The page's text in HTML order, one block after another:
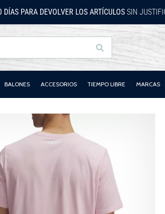
DÍAS PARA DEVOLVER LOS ARTÍCULOS SIN
Buscar
BALONES ACCESORIOS TIEMPO LIBRE MARCAS